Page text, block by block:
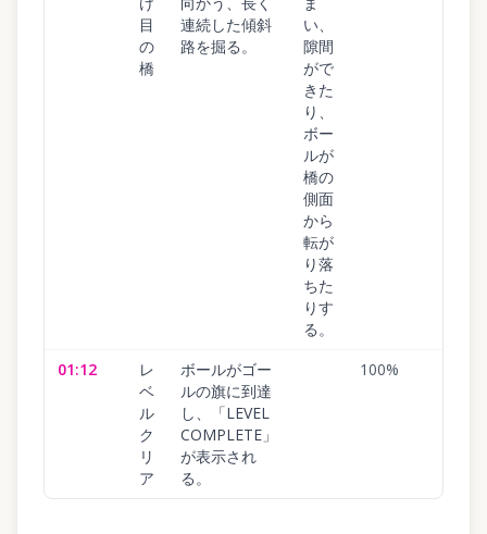
目
の
橋
連続した傾斜
路を掘る。
い、
隙間
がで
きた
り、
ボー
ルが
橋の
側面
から
転が
り落
ちた
りす
る。
01:12
レ
ベ
ル
ク
リ
ア
ボールがゴー
ルの旗に到達
し、「LEVEL
COMPLETE」
が表示され
る。
100%